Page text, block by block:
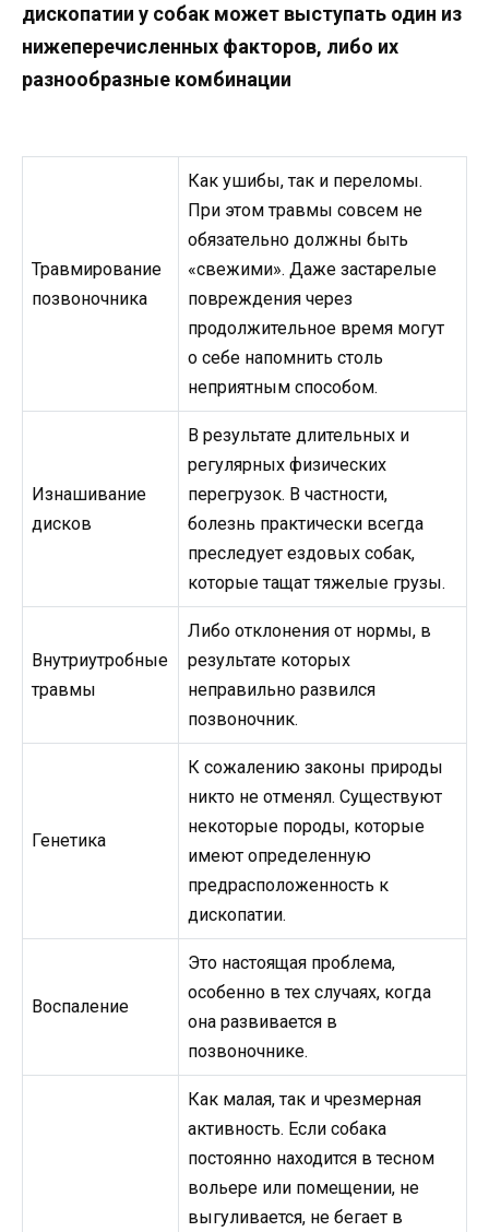
дископатии у собак может выступать один из
нижеперечисленных факторов, либо их
разнообразные комбинации
Травмирование
позвоночника
Как ушибы, так и переломы.
При этом травмы совсем не
обязательно должны быть
«свежими». Даже застарелые
повреждения через
продолжительное время могут
о себе напомнить столь
неприятным способом.
Изнашивание
дисков
В результате длительных и
регулярных физических
перегрузок. В частности,
болезнь практически всегда
преследует ездовых собак,
которые тащат тяжелые грузы.
Внутриутробные
травмы
Либо отклонения от нормы, в
результате которых
неправильно развился
позвоночник.
Генетика
К сожалению законы природы
никто не отменял. Существуют
некоторые породы, которые
имеют определенную
предрасположенность к
дископатии.
Воспаление
Это настоящая проблема,
особенно в тех случаях, когда
она развивается в
позвоночнике.
Как малая, так и чрезмерная
активность. Если собака
постоянно находится в тесном
вольере или помещении, не
выгуливается, не бегает в